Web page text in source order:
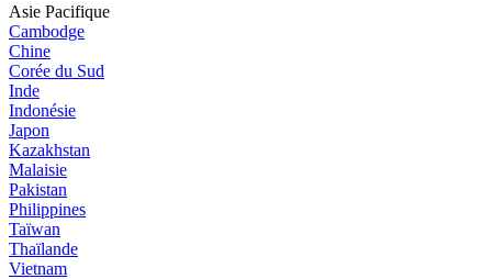
Asie Pacifique
Cambodge
Chine
Corée du Sud
Inde
Indonésie
Japon
Kazakhstan
Malaisie
Pakistan
Philippines
Taïwan
Thaïlande
Vietnam